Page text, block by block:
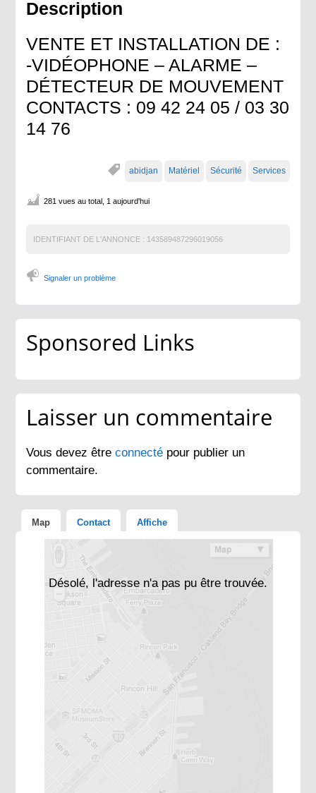
Description
VENTE ET INSTALLATION DE :
-VIDÉOPHONE – ALARME –
DÉTECTEUR DE MOUVEMENT
CONTACTS : 09 42 24 05 / 03 30
14 76
abidjan Matériel Sécurité Services
281 vues au total, 1 aujourd'hui
IDENTIFIANT DE L'ANNONCE : 143589487296019056
Signaler un problème
Sponsored Links
Laisser un commentaire
Vous devez êtreconnecté pour publier un
commentaire.
Map Contact Affiche
Désolé, l'adresse n'a pas pu être trouvée.